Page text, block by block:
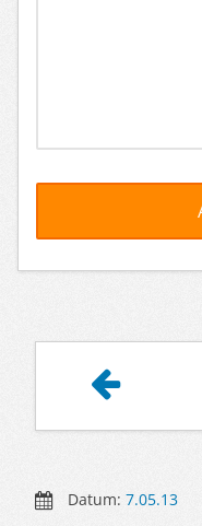
Datum:7.05.13